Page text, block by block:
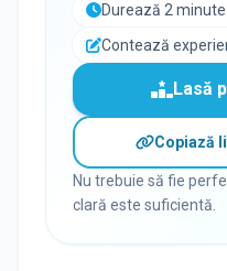
Durează 2 minute
Contează
Lasă
Copiază
Nu trebuie să fie
clară este suficientă.